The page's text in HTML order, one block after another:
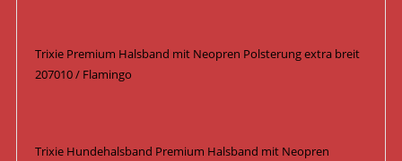
Trixie Premium Halsband mit Neopren Polsterung extra breit
207010 / Flamingo
Trixie Hundehalsband Premium Halsband mit Neopren